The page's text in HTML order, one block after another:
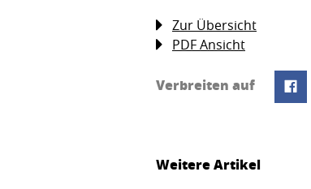
Zur Übersicht
PDF Ansicht
Verbreiten auf
Weitere Artikel